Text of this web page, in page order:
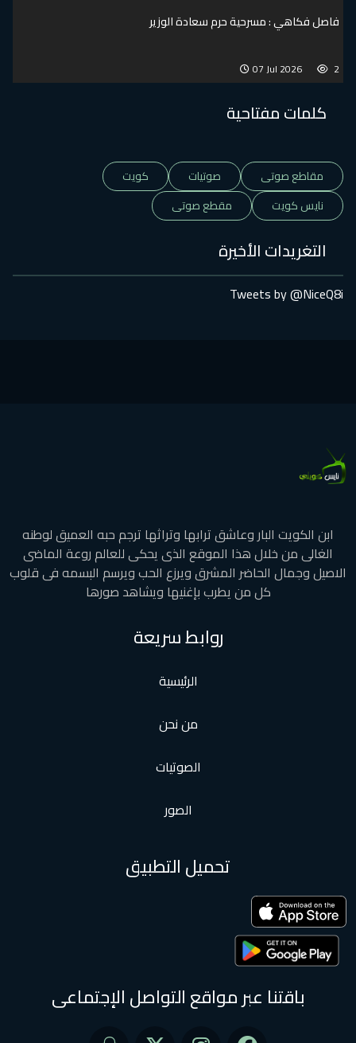
فاصل فكاهي : مسرحية حرم سعادة الوزير
07 Jul 2026
كلمات مفتاحية
مقاطع صوتى صوتيات
كويت
نايس كويت
مقطع صوتى
التغريدات الأخيرة
Tweets by @NiceQ8i
ابن الكويت البار وعاشق ترابها وتراثها ترجم حبه العميق لوطنه
الغالى من خلال هذا الموقع الذى يحكى للعالم روعة الماضى
الاصيل وجمال الحاضر المشرق ويرزع الحب ويرسم البسمه فى قلوب
كل من يطرب بإغنيها ويشاهد صورها
روابط سريعة
الرئيسية
من نحن
الصوتيات
الصور
تحميل التطبيق
باقتنا عبر مواقع التواصل الإجتماعى